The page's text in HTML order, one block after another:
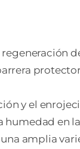
regeneración
y el
humedad en
amplia